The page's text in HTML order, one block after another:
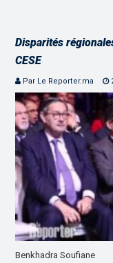
Disparités
CESE
Par Le Reporter.ma
Benkhadra Soufiane